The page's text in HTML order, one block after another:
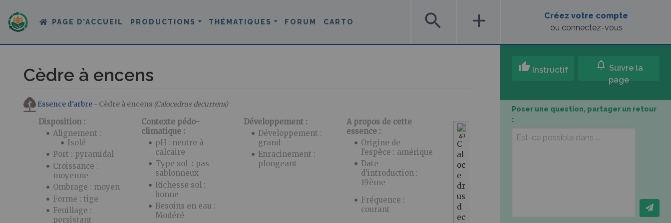
PAGE D’ACCUEIL PRODUCTIONS THÉMATIQUES FORUM CARTO search add
Créez votre compte
ou connectez-vous
Cèdre à encens
Aller à :navigation,rechercher
Essence d'arbre - Cèdre à encens (Calocedrus decurrens)
C
al
oc
e
dr
us
d
ec
Disposition :
Alignement :
Isolé
Port : pyramidal
Croissance :
moyenne
Ombrage : moyen
Forme : tige
Feuillage :
persistant
Contexte pédo-
climatique :
pH : neutre à
calcaire
Type sol : pas
sablonneux
Richesse sol :
bonne
Besoins en eau :
Modéré
Développement :
Développement :
grand
Enracinement :
plongeant
A propos de cette
essence :
Origine de
l'espèce : amérique
Date
d'introduction :
19ème
Fréquence :
courant
thumb_up Instructif notifications Suivre la
page
Poser une question, partager un retour
: